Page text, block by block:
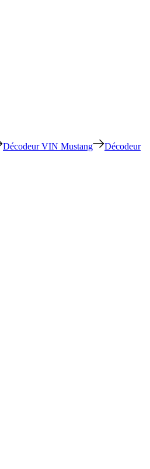
Décodeur VIN Mustang
Décodeur